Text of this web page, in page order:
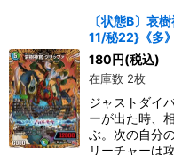
〔状態B〕哀
11/秘22}《多》
180円(税込)
在庫数 2枚
ジャストダイ
ーが出た時、
ぶ。次の自分
リーチャーは